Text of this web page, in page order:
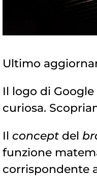
Ultimo
Il logo di
curiosa.
Il concept del
funzione
corrispondente